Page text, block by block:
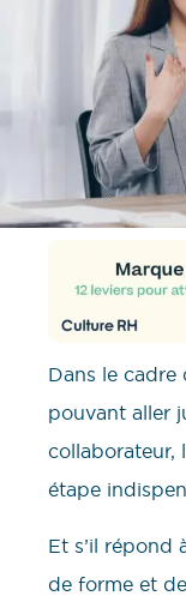
Dans le cadre
pouvant aller
collaborateur,
étape
Et s’il répond
de forme et